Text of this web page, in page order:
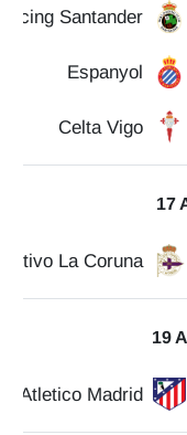
Santander
Espanyol
Celta Vigo
17
La Coruna
19
Atletico Madrid
MAGAZİN
MEDYA
ONE EKONOMİ
Resmi İlanlar
RÖPORTAJ